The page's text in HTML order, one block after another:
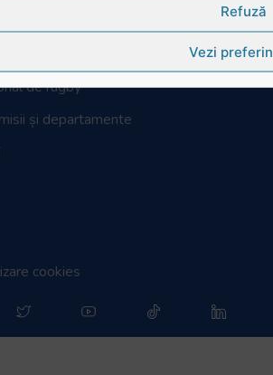
Refuză
Vezi
de rugby
și departamente
cookies